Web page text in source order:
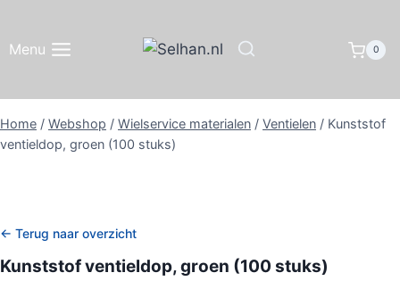
inhoud
Menu 0
Home / Webshop / Wielservice materialen / Ventielen / Kunststof
ventieldop, groen (100 stuks)
← Terug naar overzicht
Kunststof ventieldop, groen (100 stuks)